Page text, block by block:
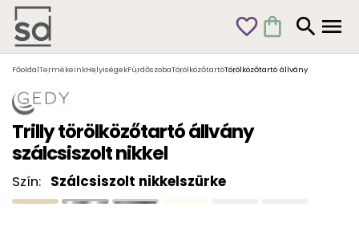
favorite_outline shopping_bag search menu
FőoldalTermékeinkHelyiségekFürdőszobaTörölközőtartóTörölközőtartó állvány
Trilly törölközőtartó állvány
szálcsiszolt nikkel
Szín: Szálcsiszolt nikkelszürke